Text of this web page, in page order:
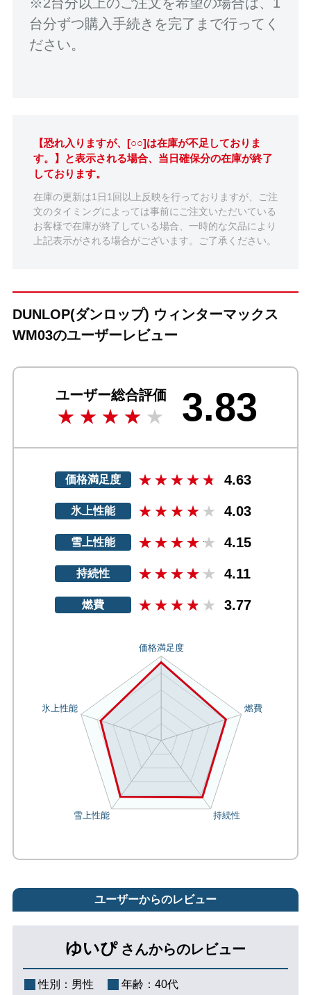
台分ずつ購入手続きを完了まで行ってく
ださい。
【恐れ入りますが、[○○]は在庫が不足しておりま
す。】と表示される場合、当日確保分の在庫が終了
しております。
在庫の更新は1日1回以上反映を行っておりますが、ご注
文のタイミングによっては事前にご注文いただいている
お客様で在庫が終了している場合、一時的な欠品により
上記表示がされる場合がございます。ご了承ください。
DUNLOP(ダンロップ) ウィンターマックス
WM03のユーザーレビュー
ユーザー総合評価 3.83
価格満足度 4.63
氷上性能 4.03
雪上性能 4.15
持続性 4.11
燃費 3.77
ユーザーからのレビュー
ゆいぴ さんからのレビュー
性別： 男性 年齢： 40代